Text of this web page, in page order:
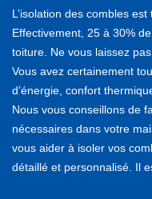
L’isolation des combles
Effectivement, 25 à 30%
toiture. Ne vous laissez
Vous avez certainement
d’énergie, confort
Nous vous conseillons de
nécessaires dans votre
vous aider à isoler vos
détaillé et personnalisé. Il